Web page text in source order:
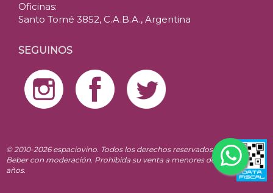
Oficinas:
Santo Tomé 3852, C.A.B.A., Argentina
SEGUINOS
© 2010-2026 espaciovino. Todos los derechos reservados.
Beber con moderación. Prohibida su venta a menores de 18
años.